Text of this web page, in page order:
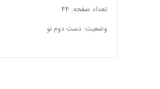
تعداد صفحه: 44
وضعیت: دست دوم نو